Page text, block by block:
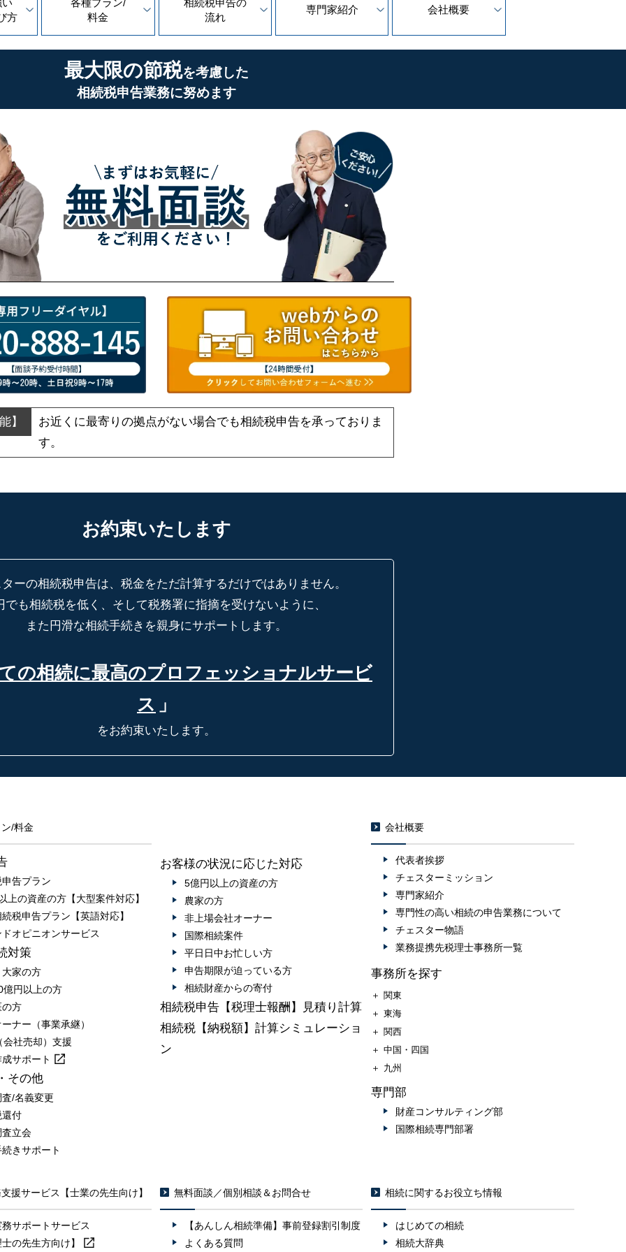
方
料金
流れ
専門家紹介 会社概要
最大限の節税を考慮した
相続税申告業務に努めます
お近くに最寄りの拠点がない場合でも相続税申告を承っておりま
す。
お約束いたします
ーの相続税申告は、税金をただ計算するだけではありません。
でも相続税を低く、そして税務署に指摘を受けないように、
また円滑な相続手続きを親身にサポートします。
の相続に最高のプロフェッショナルサービ
ス 」
をお約束いたします。
/料金
告プラン
上の資産の方【大型案件対応】
税申告プラン【英語対応】
オピニオンサービス
対策
家の方
億円以上の方
の方
ナー（事業承継）
会社売却）支援
成サポート
その他
/名義変更
還付
立会
きサポート
お客様の状況に応じた対応
5億円以上の資産の方
農家の方
非上場会社オーナー
国際相続案件
平日日中お忙しい方
申告期限が迫っている方
相続財産からの寄付
相続税申告【税理士報酬】見積り計算
相続税【納税額】計算シミュレーショ
ン
会社概要
代表者挨拶
チェスターミッション
専門家紹介
専門性の高い相続の申告業務について
チェスター物語
業務提携先税理士事務所一覧
事務所を探す
＋ 関東
＋ 東海
＋ 関西
＋ 中国・四国
＋ 九州
専門部
財産コンサルティング部
国際相続専門部署
援サービス【士業の先生向け】
サポートサービス
の先生方向け】
無料面談／個別相談＆お問合せ
【あんしん相続準備】事前登録割引制度
よくある質問
相続に関するお役立ち情報
はじめての相続
相続大辞典